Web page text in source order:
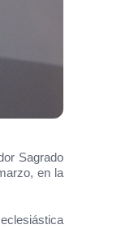
Sagrado
en la